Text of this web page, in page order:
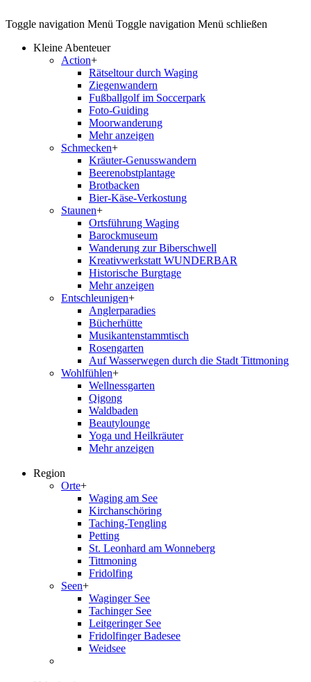
Toggle navigation Menü Toggle navigation Menü schließen
Kleine Abenteuer
Action+
Rätseltour durch Waging
Ziegenwandern
Fußballgolf im Soccerpark
Foto-Guiding
Moorwanderung
Mehr anzeigen
Schmecken+
Kräuter-Genusswandern
Beerenobstplantage
Brotbacken
Bier-Käse-Verkostung
Staunen+
Ortsführung Waging
Barockmuseum
Wanderung zur Biberschwell
Kreativwerkstatt WUNDERBAR
Historische Burgtage
Mehr anzeigen
Entschleunigen+
Anglerparadies
Bücherhütte
Musikantenstammtisch
Rosengarten
Auf Wasserwegen durch die Stadt Tittmoning
Wohlfühlen+
Wellnessgarten
Qigong
Waldbaden
Beautylounge
Yoga und Heilkräuter
Mehr anzeigen
Region
Orte+
Waging am See
Kirchanschöring
Taching-Tengling
Petting
St. Leonhard am Wonneberg
Tittmoning
Fridolfing
Seen+
Waginger See
Tachinger See
Leitgeringer See
Fridolfinger Badesee
Weidsee